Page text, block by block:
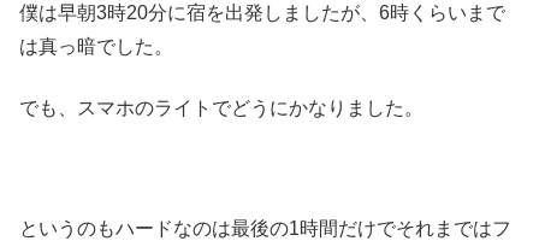
僕は早朝3時20分に宿を出発しましたが、6時くらいまで
は真っ暗でした。
でも、スマホのライトでどうにかなりました。
というのもハードなのは最後の1時間だけでそれまではフ